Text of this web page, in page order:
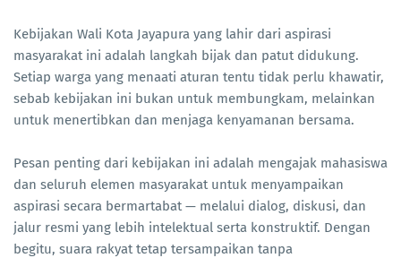
Kebijakan Wali Kota Jayapura yang lahir dari aspirasi
masyarakat ini adalah langkah bijak dan patut didukung.
Setiap warga yang menaati aturan tentu tidak perlu khawatir,
sebab kebijakan ini bukan untuk membungkam, melainkan
untuk menertibkan dan menjaga kenyamanan bersama.
Pesan penting dari kebijakan ini adalah mengajak mahasiswa
dan seluruh elemen masyarakat untuk menyampaikan
aspirasi secara bermartabat — melalui dialog, diskusi, dan
jalur resmi yang lebih intelektual serta konstruktif. Dengan
begitu, suara rakyat tetap tersampaikan tanpa